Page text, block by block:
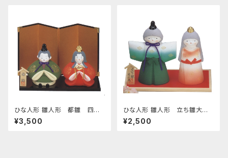
ひな人形 雛人形 都雛 四日
市萬古焼
¥3,500
ひな人形 雛人形 立ち雛大
四日市萬古焼
¥2,500